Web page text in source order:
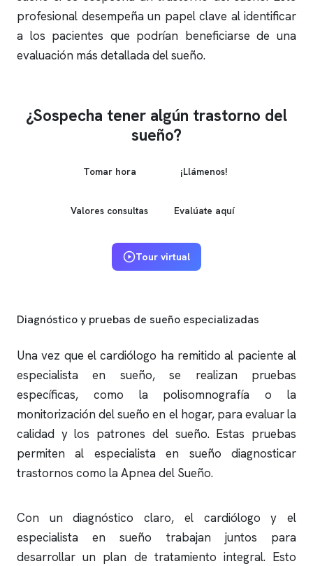
profesional desempeña un papel clave al identificar
a los pacientes que podrían beneficiarse de una
evaluación más detallada del sueño.
¿Sospecha tener algún trastorno del
sueño?
Tomar hora ¡Llámenos!
Valores consultas Evalúate aquí
Tour virtual
Diagnóstico y pruebas de sueño especializadas
Una vez que el cardiólogo ha remitido al paciente al
especialista en sueño, se realizan pruebas
específicas, como la polisomnografía o la
monitorización del sueño en el hogar, para evaluar la
calidad y los patrones del sueño. Estas pruebas
permiten al especialista en sueño diagnosticar
trastornos como la Apnea del Sueño.
Con un diagnóstico claro, el cardiólogo y el
especialista en sueño trabajan juntos para
desarrollar un plan de tratamiento integral. Esto